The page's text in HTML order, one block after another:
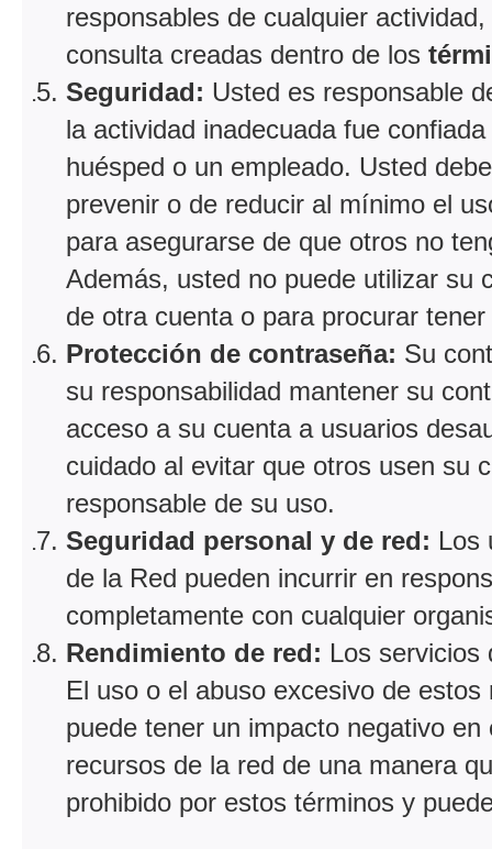
responsables de cualquier
consulta creadas dentro de los
Seguridad: Usted es responsable
la actividad inadecuada fue
huésped o un empleado. Usted
prevenir o de reducir al mínimo el
para asegurarse de que otros no
Además, usted no puede utilizar su
de otra cuenta o para procurar
Protección de contraseña: Su
su responsabilidad mantener su
acceso a su cuenta a usuarios
cuidado al evitar que otros usen su
responsable de su uso.
Seguridad personal y de red: Los
de la Red pueden incurrir en
completamente con cualquier
Rendimiento de red: Los
El uso o el abuso excesivo de
puede tener un impacto negativo
recursos de la red de una manera
prohibido por estos términos y